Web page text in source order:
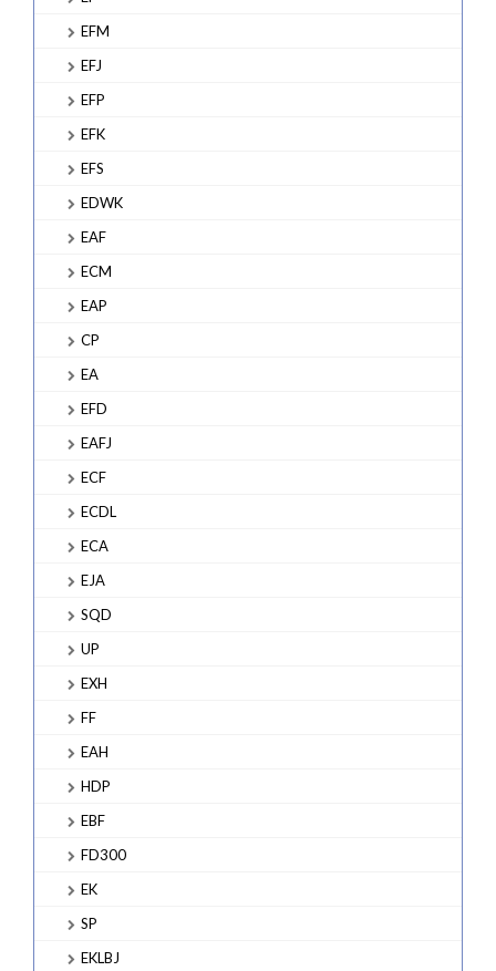
EFM
EFJ
EFP
EFK
EFS
EDWK
EAF
ECM
EAP
CP
EA
EFD
EAFJ
ECF
ECDL
ECA
EJA
SQD
UP
EXH
FF
EAH
HDP
EBF
FD300
EK
SP
EKLBJ